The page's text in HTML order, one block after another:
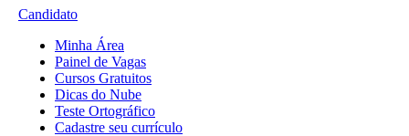
Candidato
Minha Área
Painel de Vagas
Cursos Gratuitos
Dicas do Nube
Teste Ortográfico
Cadastre seu currículo